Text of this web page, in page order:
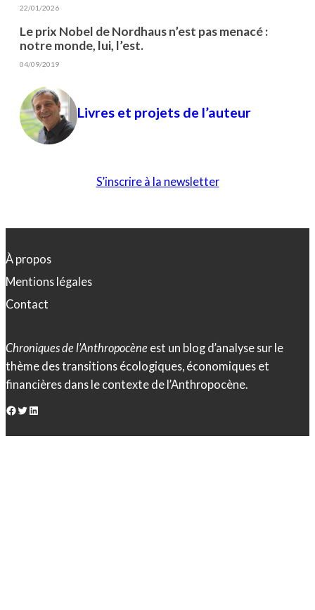
22/01/2026
Le prix Nobel de Nordhaus n’est pas menacé :
notre monde, lui, l’est.
04/09/2019
Livres et projets de l’auteur
S’inscrire à la newsletter
À propos
Mentions légales
Contact
Chroniques de l’Anthropocène est un blog d’analyse sur le
thème des transitions écologiques, économiques et
financières dans le contexte de l’Anthropocène.
Facebook Twitter LinkedIn